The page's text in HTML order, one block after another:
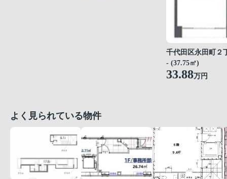
千代田区永田町２
- (37.75㎡)
33.88万円
よく見られている物件